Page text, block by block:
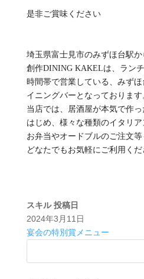
是非ご賞味ください
埼玉県富士見市のみずほ台駅
創作DINING KAKELは、ラン
時間帯で営業している、みず
イニングバーとなっております
当店では、居酒屋が本気で作
はじめ、様々な種類のイタリア
お弁当やオードブルのご注文等
どなたでもお気軽にご利用くだ
スキル 投稿日
2024年3月11日
宴会の特別賞メニュー